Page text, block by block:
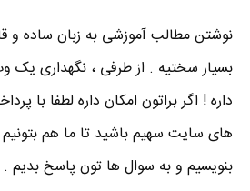
نوشتن مطالب آموزشی به زبان ساده و
بسیار سختیه . از طرفی ، نگهداری
داره ! اگر براتون امکان داره لطفا با
های سایت سهیم باشید تا ما هم
بنویسیم و به سوال ها تون پاسخ بدیم .